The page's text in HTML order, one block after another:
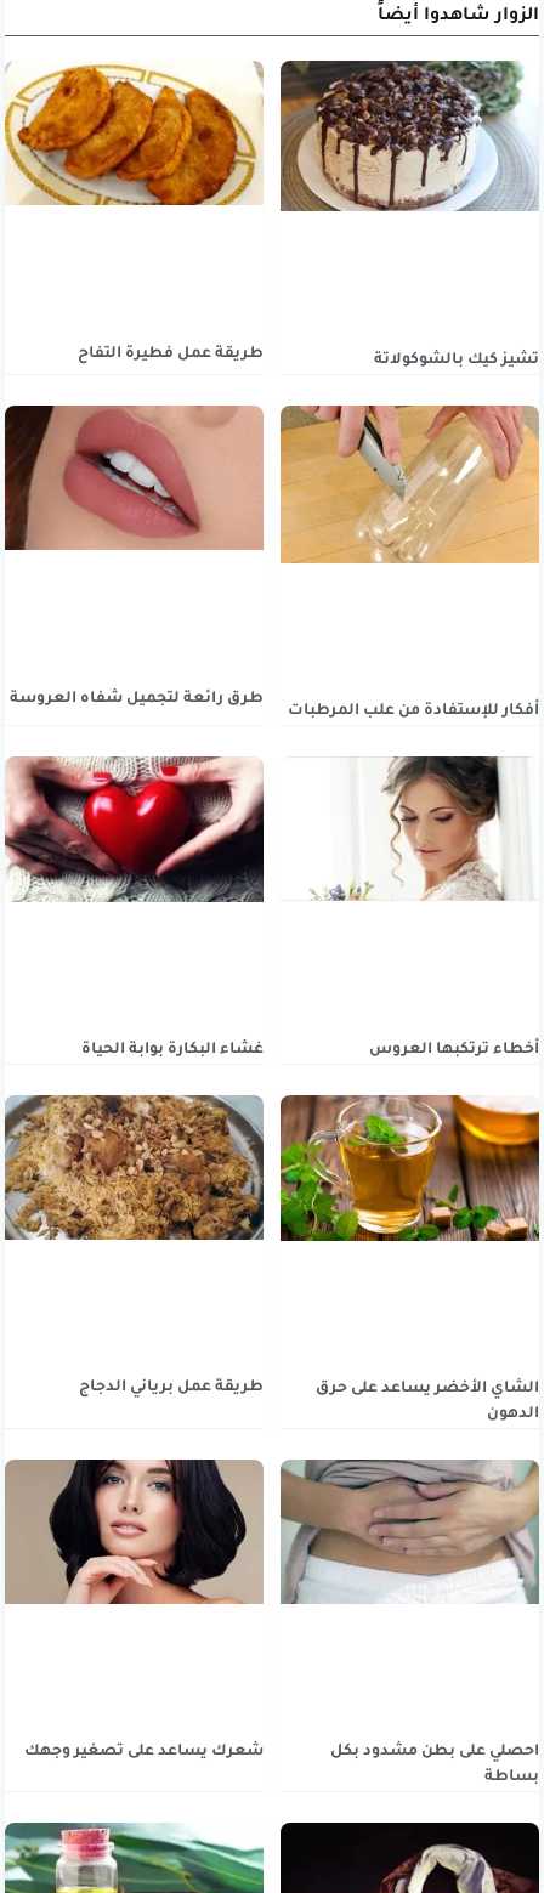
الزوار شاهدوا أيضاً
تشيز كيك بالشوكولاتة طريقة عمل فطيرة التفاح
أفكار للإستفادة من علب المرطبات
طرق رائعة لتجميل شفاه العروسة
أخطاء ترتكبها العروس غشاء البكارة بوابة الحياة
الشاي الأخضر يساعد على حرق
الدهون
طريقة عمل برياني الدجاج
احصلي على بطن مشدود بكل
بساطة
شعرك يساعد على تصغير وجهك